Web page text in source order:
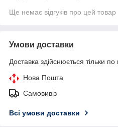
Ще немає відгуків про цей товар
Умови доставки
Доставка здійснюється тільки по
Нова Пошта
Самовивіз
Всі умови доставки